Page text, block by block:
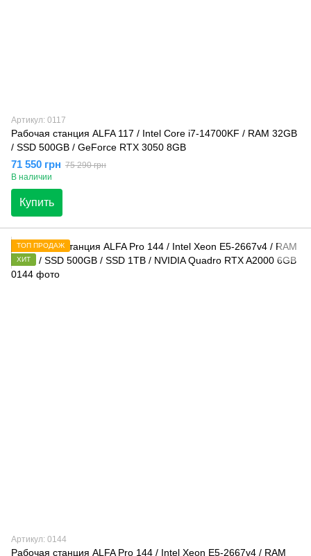
Артикул: 0117
Рабочая станция ALFA 117 / Intel Core i7-14700KF / RAM 32GB
/ SSD 500GB / GeForce RTX 3050 8GB
71 550 грн 75 290 грн
В наличии
Купить
ТОП ПРОДАЖ
ХИТ
Артикул: 0144
Рабочая станция ALFA Pro 144 / Intel Xeon E5-2667v4 / RAM